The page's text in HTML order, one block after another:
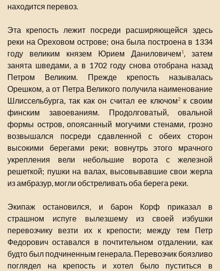
находится перевоз.
Эта крепость лежит посреди расширяющейся здесь
реки на Ореховом острове; она была построена в 1334
году великим князем Юрием Даниловичем1, затем
занята шведами, а в 1702 году снова отобрана назад
Петром Великим. Прежде крепость называлась
Орешком, а от Петра Великого получила наименование
Шлиссельбурга, так как он считал ее ключом2к своим
финским завоеваниям. Продолговатый, овальной
формы остров, опоясанный могучими стенами, грозно
возвышался посреди сдавленной с обеих сторон
высокими берегами реки; вовнутрь этого мрачного
укрепления вели небольшие ворота с железной
решеткой; пушки на валах, высовывавшие свои жерла
из амбразур, могли обстреливать оба берега реки.
Экипаж остановился, и барон Корф приказал в
страшном испуге вылезшему из своей избушки
перевозчику везти их к крепости; между тем Петр
Федорович оставался в почтительном отдалении, как
будто был подчиненным генерала. Перевозчик боязливо
поглядел на крепость и хотел было пуститься в